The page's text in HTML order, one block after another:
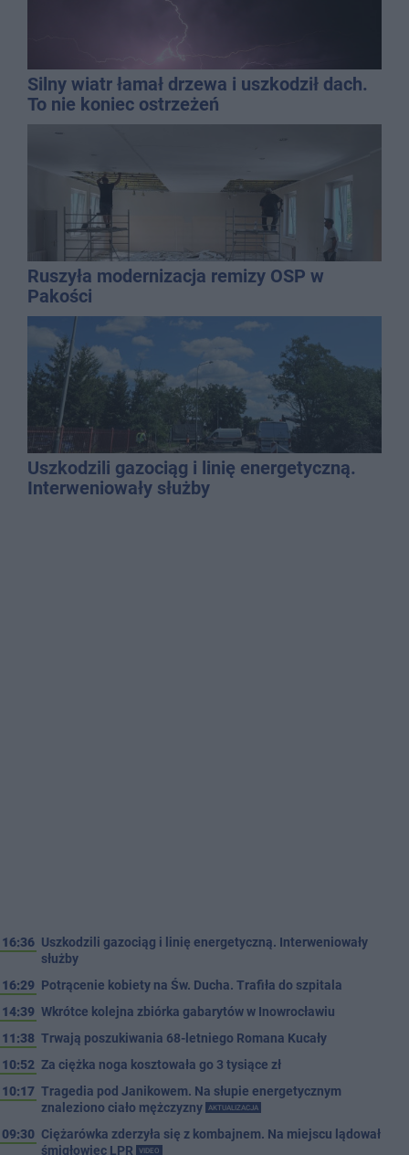
Silny wiatr łamał drzewa i uszkodził dach.
To nie koniec ostrzeżeń
Ruszyła modernizacja remizy OSP w
Pakości
Uszkodzili gazociąg i linię energetyczną.
Interweniowały służby
16:36 Uszkodzili gazociąg i linię energetyczną. Interweniowały
służby
16:29 Potrącenie kobiety na Św. Ducha. Trafiła do szpitala
14:39 Wkrótce kolejna zbiórka gabarytów w Inowrocławiu
11:38 Trwają poszukiwania 68-letniego Romana Kucały
10:52 Za ciężka noga kosztowała go 3 tysiące zł
10:17 Tragedia pod Janikowem. Na słupie energetycznym
znaleziono ciało mężczyzny
AKTUALIZACJA
09:30 Ciężarówka zderzyła się z kombajnem. Na miejscu lądował
śmigłowiec LPR
VIDEO